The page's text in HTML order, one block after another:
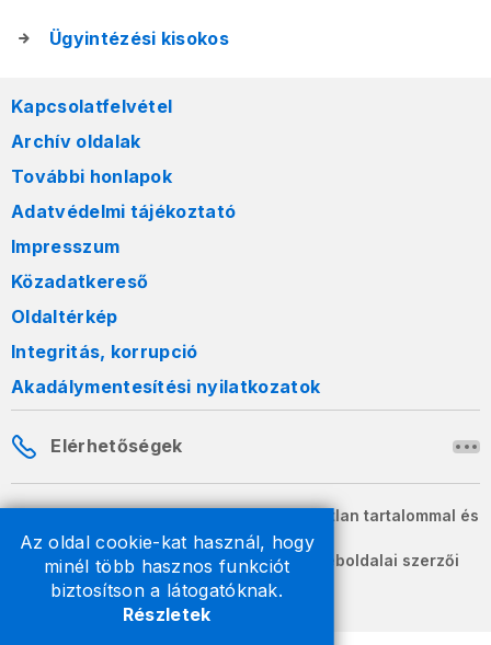
Az oldal cookie-kat használ, hogy
minél több hasznos funkciót
biztosítson a látogatóknak.
Részletek
Ügyintézési kisokos
Kapcsolatfelvétel
Archív oldalak
További honlapok
Adatvédelmi tájékoztató
Impresszum
Közadatkereső
Oldaltérkép
Integritás, korrupció
Akadálymentesítési nyilatkozatok
Elérhetőségek
A honlapon szereplő információk változatlan tartalommal és
formában szabadon terjeszthetők.
2026 © A Nemzeti Adó- és Vámhivatal weboldalai szerzői
jogvédelem alatt állnak.